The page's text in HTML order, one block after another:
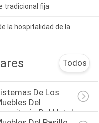
tradicional fija
la hospitalidad de la
Todos
De Los
Del
Del Hotel